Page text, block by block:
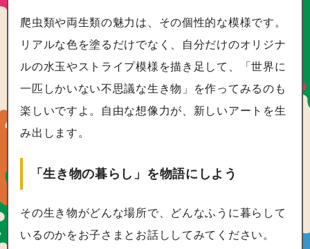
爬虫類や両生類の魅力は、その個性的な模様です。
リアルな色を塗るだけでなく、自分だけのオリジナ
ルの水玉やストライプ模様を描き足して、「世界に
一匹しかいない不思議な生き物」を作ってみるのも
楽しいですよ。自由な想像力が、新しいアートを生
み出します。
「生き物の暮らし」を物語にしよう
その生き物がどんな場所で、どんなふうに暮らして
いるのかをお子さまとお話ししてみてください。